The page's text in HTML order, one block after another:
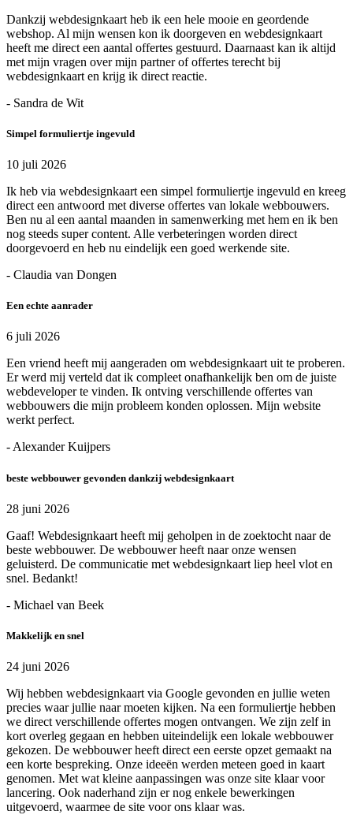
Dankzij webdesignkaart heb ik een hele mooie en geordende
webshop. Al mijn wensen kon ik doorgeven en webdesignkaart
heeft me direct een aantal offertes gestuurd. Daarnaast kan ik altijd
met mijn vragen over mijn partner of offertes terecht bij
webdesignkaart en krijg ik direct reactie.
- Sandra de Wit
Simpel formuliertje ingevuld
10 juli 2026
Ik heb via webdesignkaart een simpel formuliertje ingevuld en kreeg
direct een antwoord met diverse offertes van lokale webbouwers.
Ben nu al een aantal maanden in samenwerking met hem en ik ben
nog steeds super content. Alle verbeteringen worden direct
doorgevoerd en heb nu eindelijk een goed werkende site.
- Claudia van Dongen
Een echte aanrader
6 juli 2026
Een vriend heeft mij aangeraden om webdesignkaart uit te proberen.
Er werd mij verteld dat ik compleet onafhankelijk ben om de juiste
webdeveloper te vinden. Ik ontving verschillende offertes van
webbouwers die mijn probleem konden oplossen. Mijn website
werkt perfect.
- Alexander Kuijpers
beste webbouwer gevonden dankzij webdesignkaart
28 juni 2026
Gaaf! Webdesignkaart heeft mij geholpen in de zoektocht naar de
beste webbouwer. De webbouwer heeft naar onze wensen
geluisterd. De communicatie met webdesignkaart liep heel vlot en
snel. Bedankt!
- Michael van Beek
Makkelijk en snel
24 juni 2026
Wij hebben webdesignkaart via Google gevonden en jullie weten
precies waar jullie naar moeten kijken. Na een formuliertje hebben
we direct verschillende offertes mogen ontvangen. We zijn zelf in
kort overleg gegaan en hebben uiteindelijk een lokale webbouwer
gekozen. De webbouwer heeft direct een eerste opzet gemaakt na
een korte bespreking. Onze ideeën werden meteen goed in kaart
genomen. Met wat kleine aanpassingen was onze site klaar voor
lancering. Ook naderhand zijn er nog enkele bewerkingen
uitgevoerd, waarmee de site voor ons klaar was.